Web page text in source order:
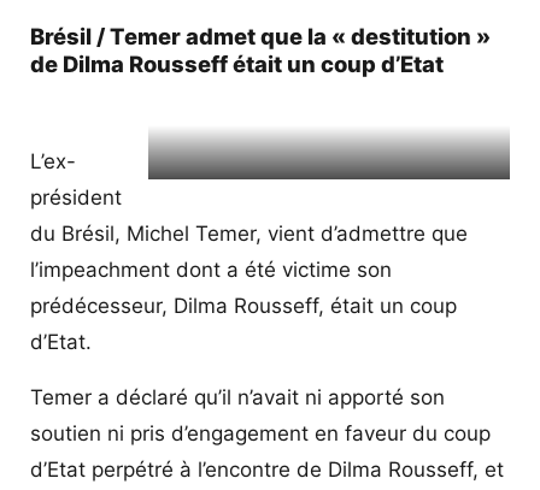
Brésil / Temer admet que la « destitution »
de Dilma Rousseff était un coup d’Etat
L’ex-
président
du Brésil, Michel Temer, vient d’admettre que
l’impeachment dont a été victime son
prédécesseur, Dilma Rousseff, était un coup
d’Etat.
Temer a déclaré qu’il n’avait ni apporté son
soutien ni pris d’engagement en faveur du coup
d’Etat perpétré à l’encontre de Dilma Rousseff, et